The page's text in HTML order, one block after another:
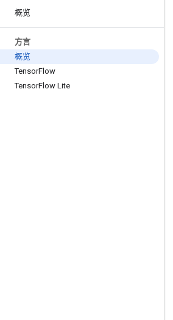
概览
方言
概览
TensorFlow
TensorFlow Lite